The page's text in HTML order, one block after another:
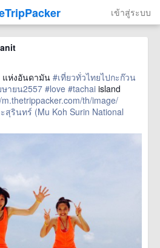
เข้าสู่ระบบ
แห่งอันดามัน #เที่ยวทั่วไทยไปกะก๊วน
ษายน2557 #love #tachai island
th/image/
95633> more
สุรินทร์ (Mu Koh Surin National